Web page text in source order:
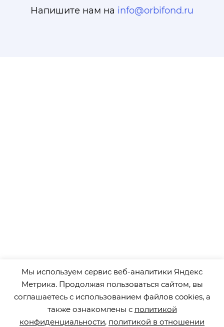
Напишите нам на info@orbifond.ru
Мы используем сервис веб-аналитики Яндекс
Метрика. Продолжая пользоваться сайтом, вы
соглашаетесь с использованием файлов cookies, а
также ознакомлены с политикой
конфиденциальности, политикой в отношении